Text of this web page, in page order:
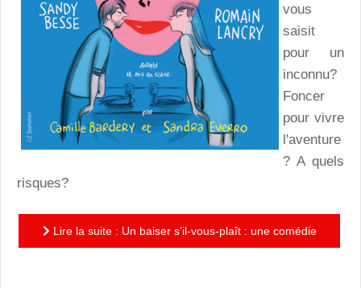
vous
saisit
pour un
inconnu?
Foncer
pour vivre
l'aventure
? A quels
risques?
Lire la suite : Un baiser s'il-vous-plaît : une comédie